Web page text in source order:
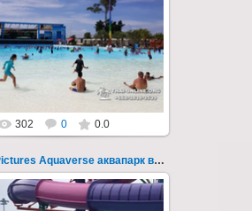
Pictures Aquaverse - новый
аквапарк в Паттайе.
в октябре 2022 после
и смены...
Thai-Online
302 0 0.0
Columbia Pictures Aquaverse аквапарк в Паттайе 245